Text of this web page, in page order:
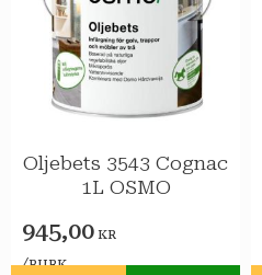
Oljebets 3543 Cognac
1L OSMO
945,00 KR
/BURK